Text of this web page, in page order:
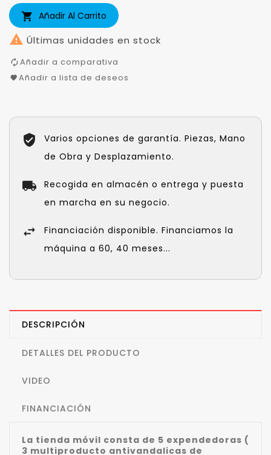
 Añadir Al Carrito
 Últimas unidades en stock
Añadir a comparativa
Añadir a lista de deseos
Varios opciones de garantía. Piezas, Mano
de Obra y Desplazamiento.
Recogida en almacén o entrega y puesta
en marcha en su negocio.
Financiación disponible. Financiamos la
máquina a 60, 40 meses...
DESCRIPCIÓN
DETALLES DEL PRODUCTO
VIDEO
FINANCIACIÓN
La tienda móvil consta de 5 expendedoras (
3 multiproducto antivandalicas de